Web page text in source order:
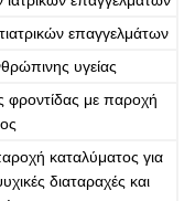
επαγγελμάτων
υγείας
φροντίδας με παροχή
καταλύματος για
διαταραχές και